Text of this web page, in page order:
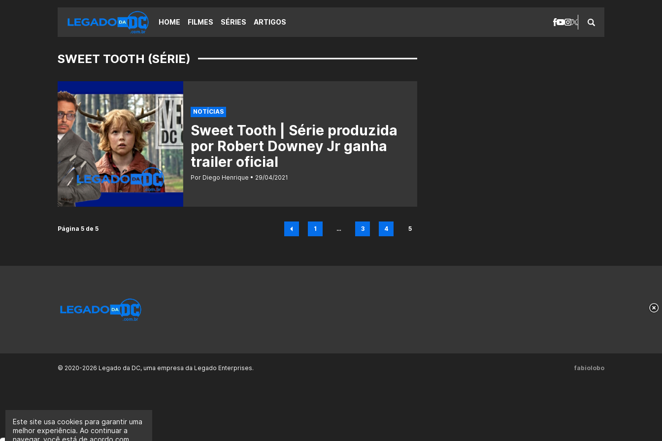
HOME FILMES SÉRIES ARTIGOS
SWEET TOOTH (SÉRIE)
NOTÍCIAS
Sweet Tooth | Série produzida
por Robert Downey Jr ganha
trailer oficial
Por Diego Henrique 29/04/2021
Página 5 de 5
Página
1
…
Página
3
Página
4
5
© 2020-2026 Legado da DC, uma empresa da Legado Enterprises. fabiolobo
Este site usa cookies para garantir uma
melhor experiência. Ao continuar a
navegar, você está de acordo com